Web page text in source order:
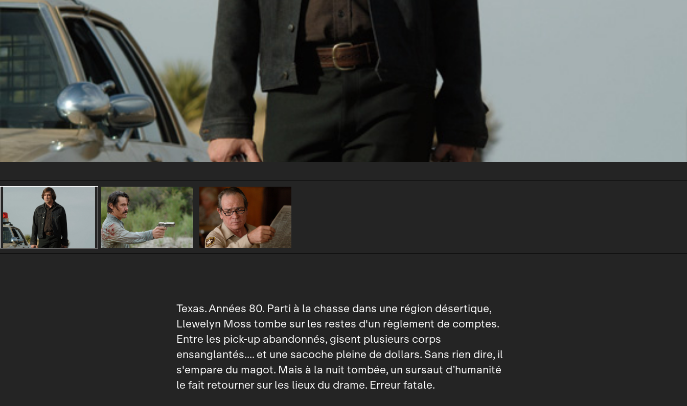
Texas. Années 80. Parti à la chasse dans une région désertique,
Llewelyn Moss tombe sur les restes d'un règlement de comptes.
Entre les pick-up abandonnés, gisent plusieurs corps
ensanglantés.... et une sacoche pleine de dollars. Sans rien dire, il
s'empare du magot. Mais à la nuit tombée, un sursaut d’humanité
le fait retourner sur les lieux du drame. Erreur fatale.